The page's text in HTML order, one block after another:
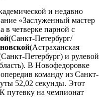
и недавно
«Заслуженный мастер
в четверке парной с
(Санкт-Петербург/
(Астраханская
Петербург) и рулевой
В Новофедоровке
команду из Санкт-
52,02 секунды. Этот
путевку на чемпионат